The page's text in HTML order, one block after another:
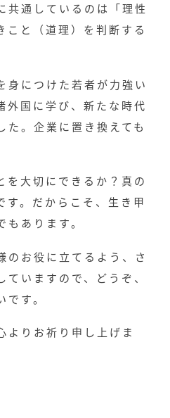
共通しているのは「理性
こと（道理）を判断する
身につけた若者が力強い
外国に学び、新たな時代
た。企業に置き換えても
を大切にできるか？真の
す。だからこそ、生き甲
あります。
のお役に立てるよう、さ
いますので、どうぞ、
す。
よりお祈り申し上げま